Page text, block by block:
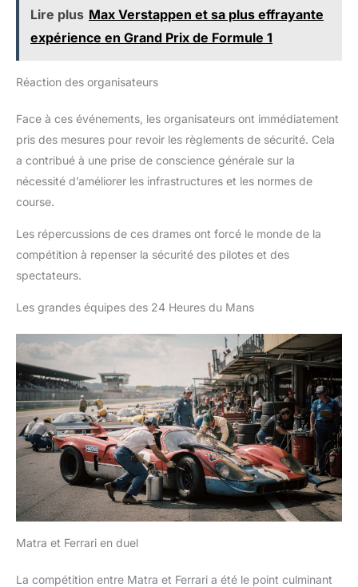
Lire plus Max Verstappen et sa plus effrayante
expérience en Grand Prix de Formule 1
Réaction des organisateurs
Face à ces événements, les organisateurs ont immédiatement
pris des mesures pour revoir les règlements de sécurité. Cela
a contribué à une prise de conscience générale sur la
nécessité d’améliorer les infrastructures et les normes de
course.
Les répercussions de ces drames ont forcé le monde de la
compétition à repenser la sécurité des pilotes et des
spectateurs.
Les grandes équipes des 24 Heures du Mans
Matra et Ferrari en duel
La compétition entre Matra et Ferrari a été le point culminant